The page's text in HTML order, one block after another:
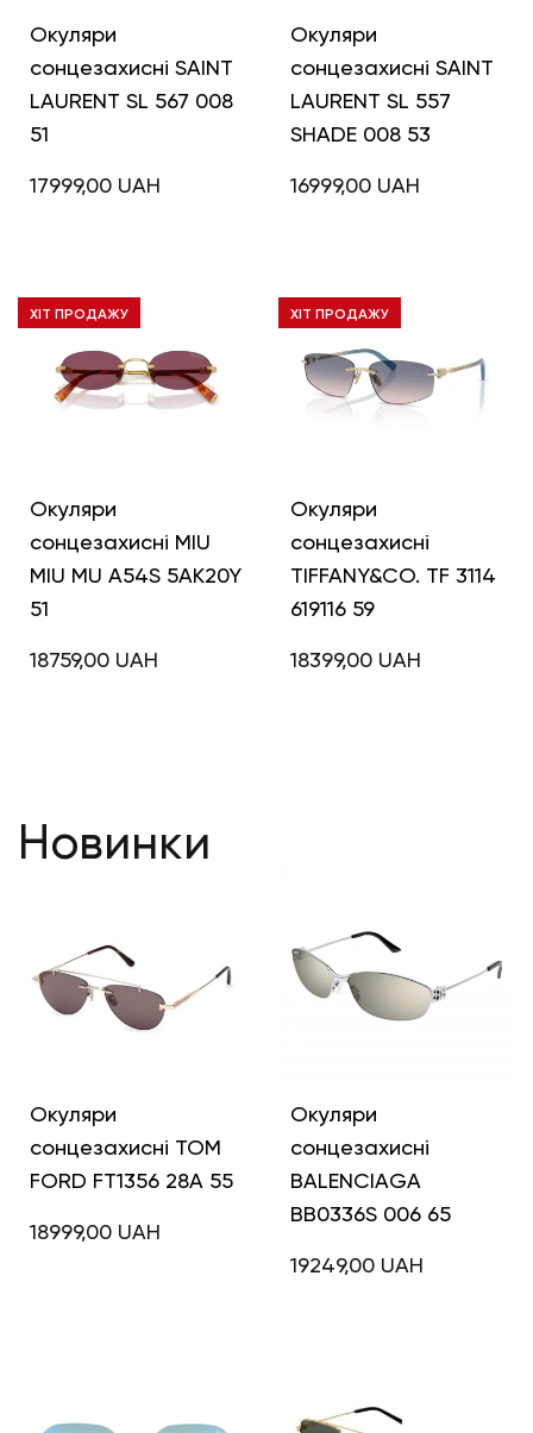
Окуляри
сонцезахисні SAINT
LAURENT SL 567 008
51
17999,00 UAH
Окуляри
сонцезахисні SAINT
LAURENT SL 557
SHADE 008 53
16999,00 UAH
ХІТ ПРОДАЖУ
Окуляри
сонцезахисні MIU
MIU MU A54S 5AK20Y
51
18759,00 UAH
ХІТ ПРОДАЖУ
Окуляри
сонцезахисні
TIFFANY&CO. TF 3114
619116 59
18399,00 UAH
Новинки
Окуляри
сонцезахисні TOM
FORD FT1356 28A 55
18999,00 UAH
Окуляри
сонцезахисні
BALENCIAGA
BB0336S 006 65
19249,00 UAH